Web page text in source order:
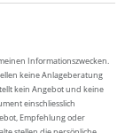
Informationszwecken.
keine Anlageberatung
kein Angebot und keine
einschliesslich
Empfehlung oder